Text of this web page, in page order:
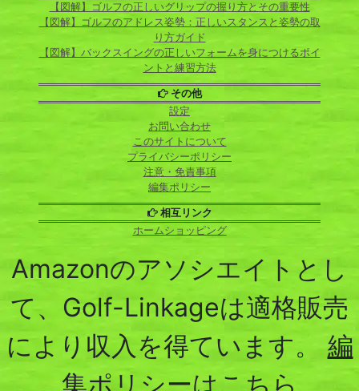
【図解】ゴルフの正しいグリップの握り方とその重要性
【図解】ゴルフのアドレス姿勢：正しいスタンスと姿勢の取
り方ガイド
【図解】バックスイングの正しいフォームを身につけるポイ
ントと練習方法
その他
設定
お問い合わせ
このサイトについて
プライバシーポリシー
注意・免責事項
編集ポリシー
相互リンク
ホームショッピング
Amazonのアソシエイトとし
て、Golf-Linkageは適格販売
により収入を得ています。 編
集ポリシーはこちら